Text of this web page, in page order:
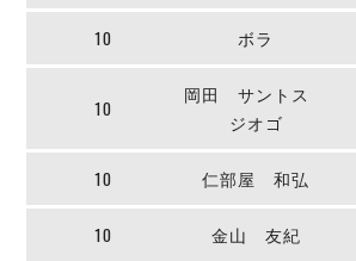
過去の記録ミラクルスマイル新居浜
エスポラーダ北海道
フウガドールすみだ
ペスカドーラ町田
湘南ベルマーレ
10 ボラ
10
岡田 サントス
ジオゴ
10 仁部屋 和弘
10 金山 友紀